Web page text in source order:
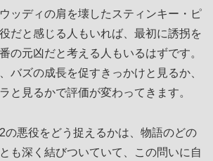
ッディの肩を壊したスティンキー・ピ
だと感じる人もいれば、最初に誘拐を
の元凶だと考える人もいるはずです。
バズの成長を促すきっかけと見るか、
と見るかで評価が変わってきます。
の悪役をどう捉えるかは、物語のどの
も深く結びついていて、この問いに自